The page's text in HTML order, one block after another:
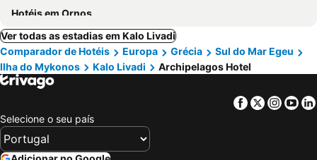
Hotéis em Ornos
Ver todas as estadias em Kalo Livadi
Comparador de Hotéis
Europa Grécia
Sul do Mar Egeu
Ilha do Mykonos
Kalo Livadi Archipelagos Hotel
Facebook
Twitter
Selecione o seu país